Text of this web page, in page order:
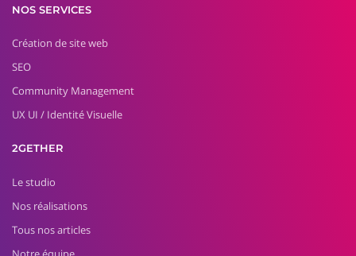
NOS SERVICES
Création de site web
SEO
Community Management
UX UI / Identité Visuelle
2GETHER
Le studio
Nos réalisations
Tous nos articles